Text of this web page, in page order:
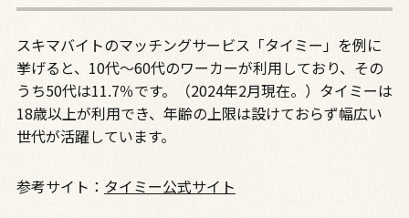
スキマバイトのマッチングサービス「タイミー」を例に
挙げると、 10代～60代のワーカーが利用しており、その
うち50代は11.7％です。（2024年2月現在。）タイミーは
18歳以上が利用でき、年齢の上限は設けておらず幅広い
世代が活躍しています。
参考サイト： タイミー公式サイト